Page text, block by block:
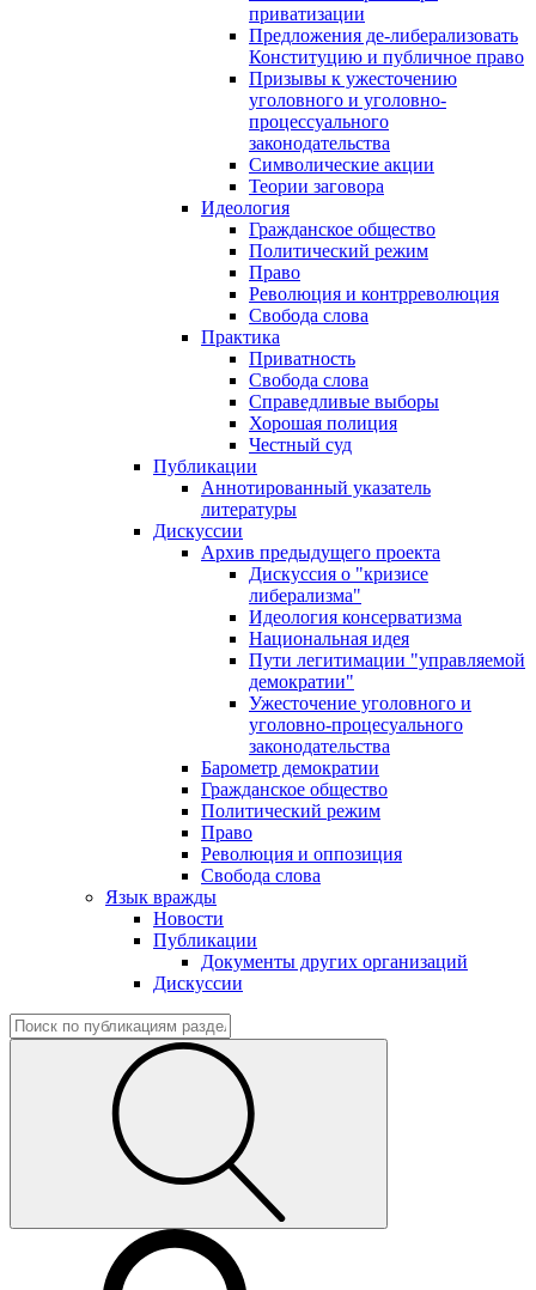
приватизации
Предложения де-либерализовать
Конституцию и публичное право
Призывы к ужесточению
уголовного и уголовно-
процессуального
законодательства
Символические акции
Теории заговора
Идеология
Гражданское общество
Политический режим
Право
Революция и контрреволюция
Свобода слова
Практика
Приватность
Свобода слова
Справедливые выборы
Хорошая полиция
Честный суд
Публикации
Аннотированный указатель
литературы
Дискуссии
Архив предыдущего проекта
Дискуссия о "кризисе
либерализма"
Идеология консерватизма
Национальная идея
Пути легитимации "управляемой
демократии"
Ужесточение уголовного и
уголовно-процесуального
законодательства
Барометр демократии
Гражданское общество
Политический режим
Право
Революция и оппозиция
Свобода слова
Язык вражды
Новости
Публикации
Документы других организаций
Дискуссии